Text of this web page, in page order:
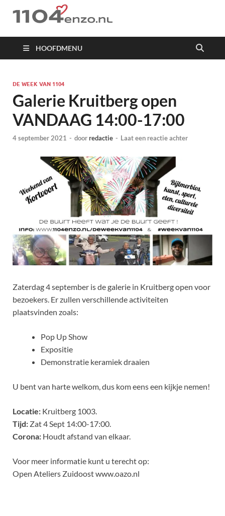
1104 en zo
HOOFDMENU
DE WEEK VAN 1104
Galerie Kruitberg open
VANDAAG 14:00-17:00
4 september 2021 - doorredactie - Laat een reactie achter
Zaterdag 4 september is de galerie in Kruitberg open voor
bezoekers. Er zullen verschillende activiteiten
plaatsvinden zoals:
Pop Up Show
Expositie
Demonstratie keramiek draaien
U bent van harte welkom, dus kom eens een kijkje nemen!
Locatie: Kruitberg 1003.
Tijd: Zat 4 Sept 14:00-17:00.
Corona: Houdt afstand van elkaar.
Voor meer informatie kunt u terecht op:
Open Ateliers Zuidoost www.oazo.nl